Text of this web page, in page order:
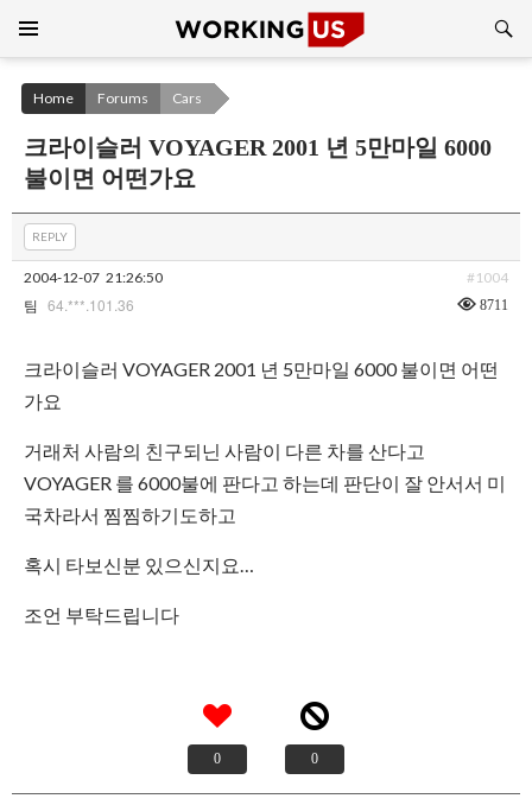
CONTENT
Home Forums Cars
크라이슬러 VOYAGER 2001 년 5만마일 6000
불이면 어떤가요
REPLY
2004-12-07 21:26:50 #1004
팀 64.***.101.36 8711
크라이슬러 VOYAGER 2001 년 5만마일 6000 불이면 어떤
가요
거래처 사람의 친구되닌 사람이 다른 차를 산다고
VOYAGER 를 6000불에 판다고 하는데 판단이 잘 안서서 미
국차라서 찜찜하기도하고
혹시 타보신분 있으신지요…
조언 부탁드립니다
0 0